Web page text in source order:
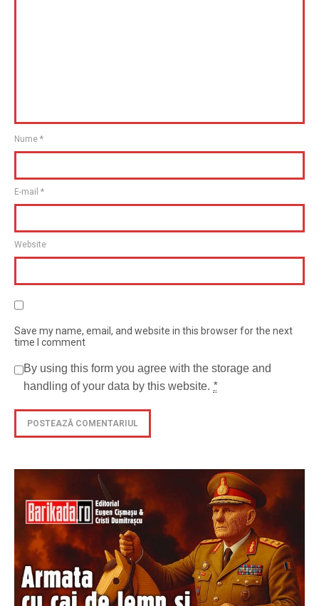
Nume *
E-mail *
Website
Save my name, email, and website in this browser for the next
time I comment
By using this form you agree with the storage and
handling of your data by this website. *